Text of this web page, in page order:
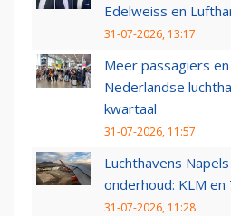
Edelweiss en
31-07-2026, 13:17
Meer passagiers
Nederlandse
kwartaal
31-07-2026, 11:57
Luchthavens
onderhoud: KLM
31-07-2026, 11:28